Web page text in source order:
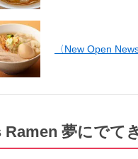
〈New Open
Ramen 夢にでて